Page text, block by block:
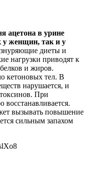
ацетона в урине
у женщин, так и у
диеты и
нагрузки приводят к
и жиров.
кетоновых тел. В
нарушается, и
При
вызывать повышение
сильным запахом